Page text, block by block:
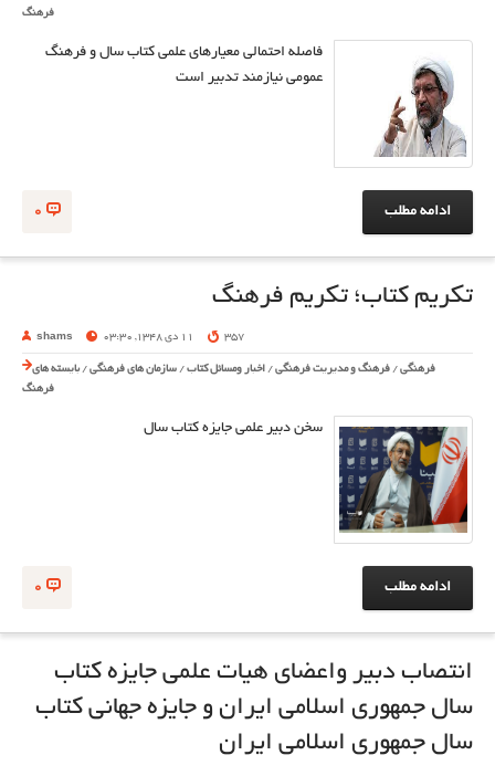
فرهنگ
فاصله احتمالی معیارهای علمی کتاب سال و فرهنگ
عمومی نیازمند تدبیر است
0 ادامه مطلب
تکریم کتاب؛ تکریم فرهنگ
shams 11 دی 1348, 03:30 357
فرهنگی / فرهنگ و مدیریت فرهنگی / اخبار ومسائل کتاب / سازمان های فرهنگی /بایسته های
فرهنگ
سخن دبیر علمی جایزه کتاب سال
0 ادامه مطلب
انتصاب دبیر واعضای هیات علمی جایزه کتاب
سال جمهوری اسلامی ایران و جایزه جهانی کتاب
سال جمهوری اسلامی ایران